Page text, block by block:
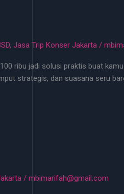
, Jasa Trip Konser Jakarta /
ribu jadi solusi praktis buat
strategis, dan suasana seru
/ mbimarifah@gmail.com